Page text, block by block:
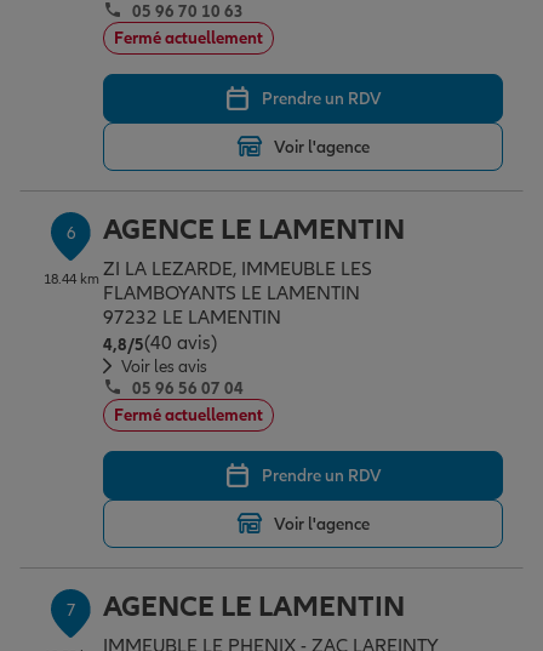
05 96 70 10 63
Fermé actuellement
Prendre un RDV
Voir l'agence
6
18.44 km
AGENCE LE LAMENTIN
ZI LA LEZARDE, IMMEUBLE LES
FLAMBOYANTS LE LAMENTIN
97232 LE LAMENTIN
4,8/5Note de 4.8 sur 5
(40 avis)
Voir les avis
05 96 56 07 04
Fermé actuellement
Prendre un RDV
Voir l'agence
7 AGENCE LE LAMENTIN
IMMEUBLE LE PHENIX - ZAC LAREINTY